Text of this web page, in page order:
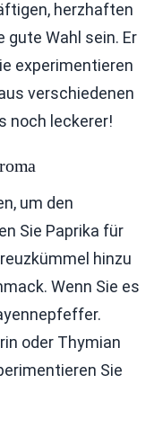
herzhaften
gute Wahl sein. Er
experimentieren
verschiedenen
noch leckerer!
um den
Sie Paprika für
hinzu
Wenn Sie es
oder Thymian
Sie